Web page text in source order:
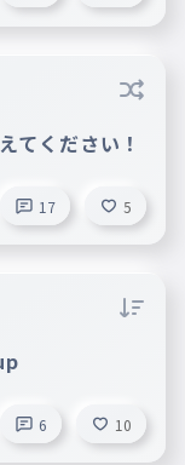
てください！
17 5
6 10